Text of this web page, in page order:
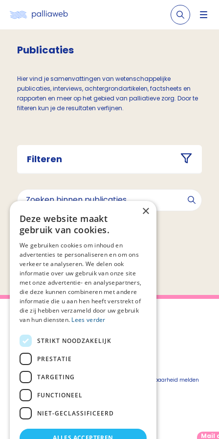
Publicaties
Hier vind je samenvattingen van wetenschappelijke
publicaties, interviews, achtergrondartikelen, factsheets en
rapporten en meer op het gebied van palliatieve zorg. Door te
filteren kun je de resultaten verfijnen.
Filteren
Geen resultaten gevonden voor ""
Over Palliaweb
Over PZNL
Pers
Vacatures
Webshop
Privacyverklaring
Beveiligingskwetsbaarheid melden
Mail
×
Deze website maakt
gebruik van cookies.
We gebruiken cookies om inhoud en
advertenties te personaliseren en om ons
verkeer te analyseren. We delen ook
informatie over uw gebruik van onze site
met onze advertentie- en analysepartners,
die deze kunnen combineren met andere
informatie die u aan hen heeft verstrekt of
die zij hebben verzameld door uw gebruik
van hun diensten. Lees verder
STRIKT NOODZAKELIJK
PRESTATIE
TARGETING
FUNCTIONEEL
NIET-GECLASSIFICEERD